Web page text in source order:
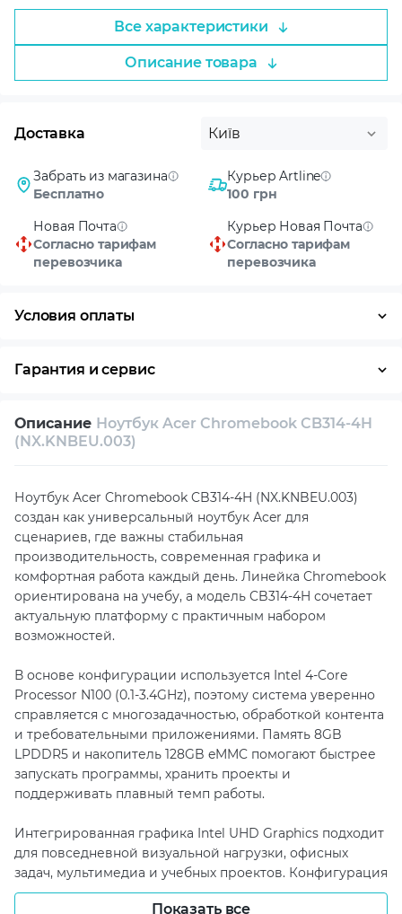
Все характеристики
Описание товара
Доставка Київ
Забрать из магазина
Бесплатно
Курьер Artline
100 грн
Новая Почта
Согласно тарифам
перевозчика
Курьер Новая Почта
Согласно тарифам
перевозчика
Условия оплаты
Гарантия и сервис
Возврат и обмен в течение 14 дней
Техническая поддержка Консультация
Описание Ноутбук Acer Chromebook CB314-4H
(NX.KNBEU.003)
Ноутбук Acer Chromebook CB314-4H (NX.KNBEU.003)
создан как универсальный ноутбук Acer для
сценариев, где важны стабильная
производительность, современная графика и
комфортная работа каждый день. Линейка Chromebook
ориентирована на учебу, а модель CB314-4H сочетает
актуальную платформу с практичным набором
возможностей.
В основе конфигурации используется Intel 4-Core
Processor N100 (0.1-3.4GHz), поэтому система уверенно
справляется с многозадачностью, обработкой контента
и требовательными приложениями. Память 8GB
LPDDR5 и накопитель 128GB eMMC помогают быстрее
запускать программы, хранить проекты и
поддерживать плавный темп работы.
Интегрированная графика Intel UHD Graphics подходит
для повседневной визуальной нагрузки, офисных
задач, мультимедиа и учебных проектов. Конфигурация
сохраняет баланс между отзывчивостью,
Показать все